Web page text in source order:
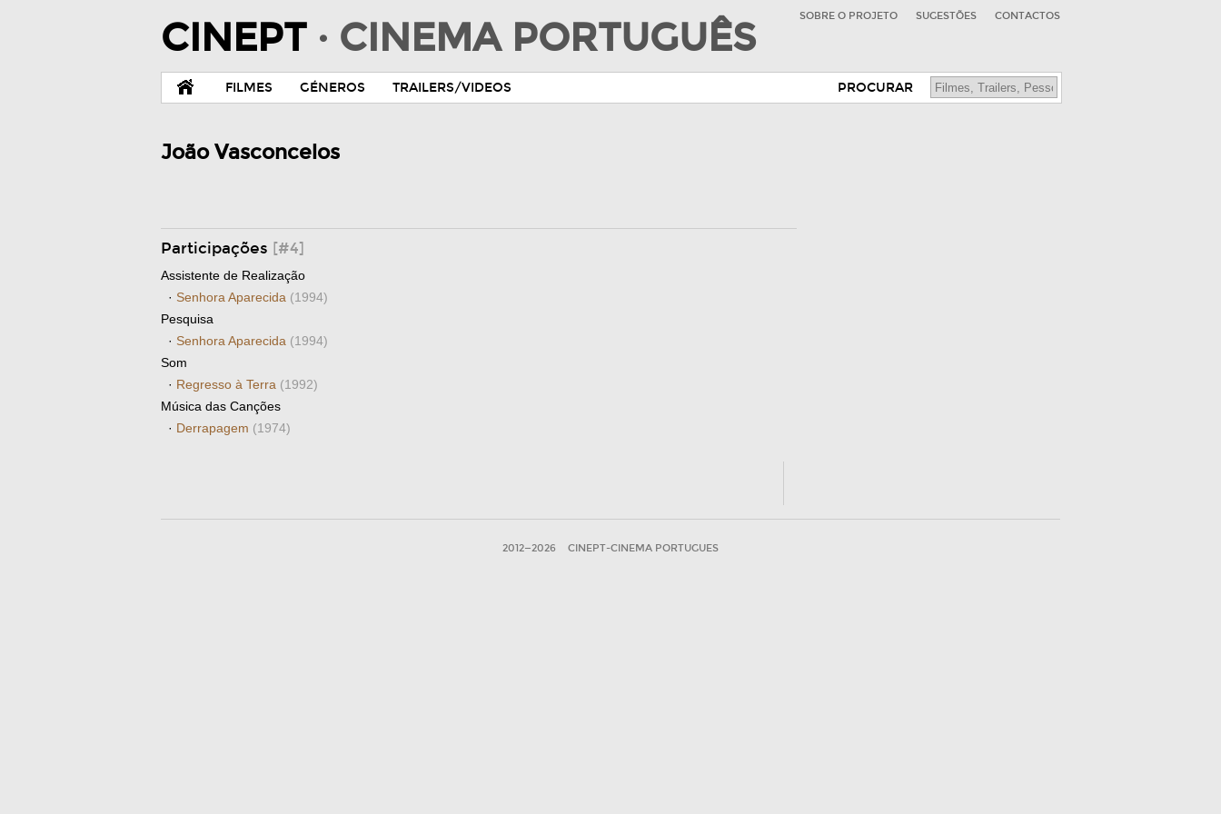
CINEPT · CINEMA PORTUGUÊS SOBRE O PROJETO SUGESTÕES CONTACTOS
FILMES GÉNEROS TRAILERS/VIDEOS PROCURAR
João Vasconcelos
Participações [#4]
Assistente de Realização
· Senhora Aparecida (1994)
Pesquisa
· Senhora Aparecida (1994)
Som
· Regresso à Terra (1992)
Música das Canções
· Derrapagem (1974)
2012—2026 CINEPT-CINEMA PORTUGUES